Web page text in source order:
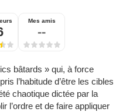
Mes amis
--
bâtards » qui, à force
l’habitude d’être les cibles
chaotique dictée par la
l’ordre et de faire appliquer